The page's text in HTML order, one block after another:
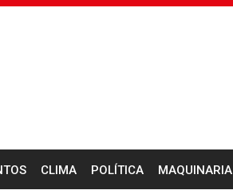
CLIMA POLÍTICA MAQUINARIA